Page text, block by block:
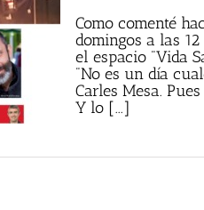
Como comenté
domingos a las
el espacio "Vida
"No es un día
Carles Mesa.
Y lo [...]